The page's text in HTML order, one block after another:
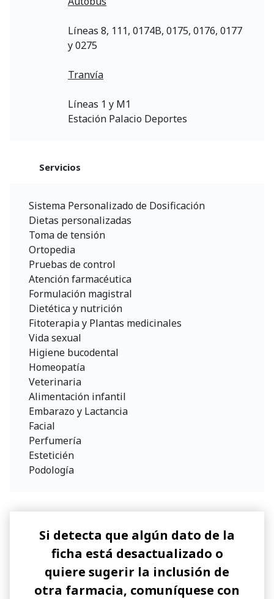
Líneas 8, 111, 0174B, 0175, 0176, 0177
y 0275
Tranvía
Líneas 1 y M1
Estación Palacio Deportes
Servicios
Sistema Personalizado de Dosificación
Dietas personalizadas
Toma de tensión
Ortopedia
Pruebas de control
Atención farmacéutica
Formulación magistral
Dietética y nutrición
Fitoterapia y Plantas medicinales
Vida sexual
Higiene bucodental
Homeopatía
Veterinaria
Alimentación infantil
Embarazo y Lactancia
Facial
Perfumería
Esteticién
Podología
Si detecta que algún dato de la
ficha está desactualizado o
quiere sugerir la inclusión de
otra farmacia, comuníquese con